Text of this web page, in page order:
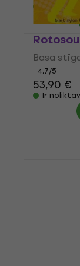
Ir noliktavā
Basa
4,7/5
53,90 €
Ir